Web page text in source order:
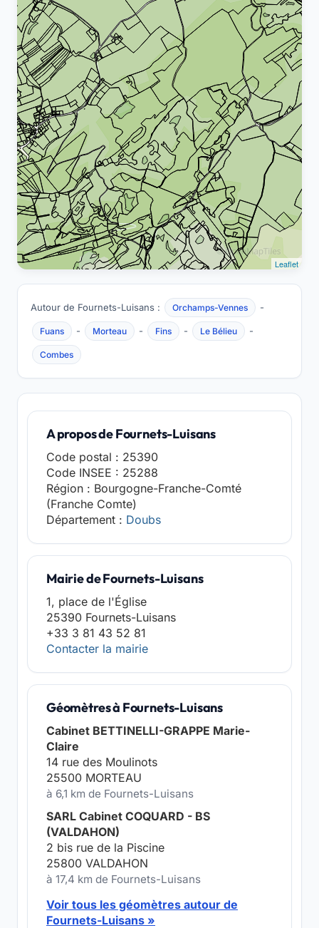
Leaflet
Autour de Fournets-Luisans : Orchamps-Vennes -
Fuans - Morteau - Fins - Le Bélieu -
Combes
A propos de Fournets-Luisans
Code postal : 25390
Code INSEE : 25288
Région : Bourgogne-Franche-Comté
(Franche Comte)
Département : Doubs
Mairie de Fournets-Luisans
1, place de l'Église
25390 Fournets-Luisans
+33 3 81 43 52 81
Contacter la mairie
Géomètres à Fournets-Luisans
Cabinet BETTINELLI-GRAPPE Marie-
Claire
14 rue des Moulinots
25500 MORTEAU
à 6,1 km de Fournets-Luisans
SARL Cabinet COQUARD - BS
(VALDAHON)
2 bis rue de la Piscine
25800 VALDAHON
à 17,4 km de Fournets-Luisans
Voir tous les géomètres autour de
Fournets-Luisans »